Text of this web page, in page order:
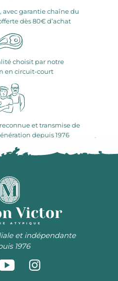
avec garantie chaîne du
dès 80€ d’achat
choisit par notre
en circuit-court
et transmise de
depuis 1976
ATYPIQUE
et indépendante
1976